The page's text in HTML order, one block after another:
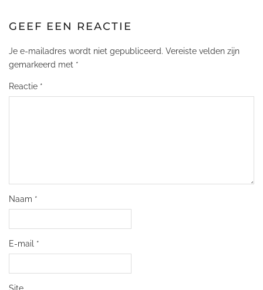
GEEF EEN REACTIE
Je e-mailadres wordt niet gepubliceerd. Vereiste velden zijn
gemarkeerd met *
Reactie *
Naam *
E-mail *